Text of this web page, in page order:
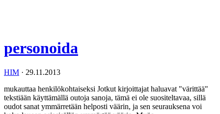
personoida
HIM · 29.11.2013
mukauttaa henkilökohtaiseksi Jotkut kirjoittajat haluavat "värittää"
tekstiään käyttämällä outoja sanoja, tämä ei ole suositeltavaa, sillä
oudot sanat ymmärretään helposti väärin, ja sen seurauksena voi